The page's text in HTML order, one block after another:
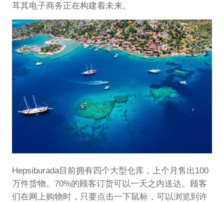
耳其电子商务正在构建着未来。
Hepsiburada目前拥有四个大型仓库，上个月售出100
万件货物。70%的顾客订货可以一天之内送达。顾客
们在网上购物时，只要点击一下鼠标，可以浏览到许